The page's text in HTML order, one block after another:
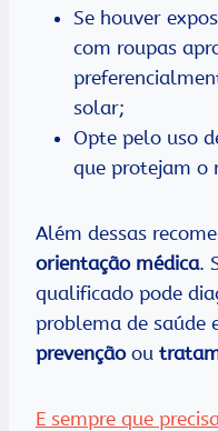
Se houver
com roupas
solar;
Opte pelo uso
que protejam o
Além dessas
orientação médica.
qualificado pode
problema de saúde
prevenção ou
E sempre que